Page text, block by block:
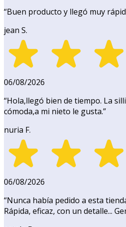
“Buen producto y llegó muy
jean S.
06/08/2026
“Hola,llegó bien de tiempo. La
cómoda,a mi nieto le gusta.”
nuria F.
06/08/2026
“Nunca había pedido a esta
Rápida, eficaz, con un detalle...